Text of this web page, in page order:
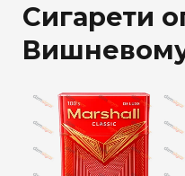
Сигарети